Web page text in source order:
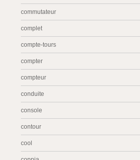
commutateur
complet
compte-tours
compter
compteur
conduite
console
contour
cool